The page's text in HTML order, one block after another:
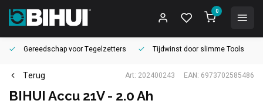
0
Gereedschap voorTegelzetters Tijdwinst door slimme Tools
Terug Art: 202400243 EAN: 6973702585486
BIHUI Accu 21V - 2.0 Ah